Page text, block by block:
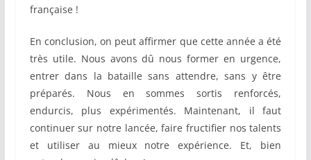
française !
En conclusion, on peut affirmer que cette année a été
très utile. Nous avons dû nous former en urgence,
entrer dans la bataille sans attendre, sans y être
préparés. Nous en sommes sortis renforcés,
endurcis, plus expérimentés. Maintenant, il faut
continuer sur notre lancée, faire fructifier nos talents
et utiliser au mieux notre expérience. Et, bien